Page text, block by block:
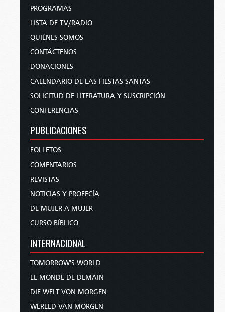
PROGRAMAS
LISTA DE TV/RADIO
QUIÉNES SOMOS
CONTÁCTENOS
DONACIONES
CALENDARIO DE LAS FIESTAS SANTAS
SOLICITUD DE LITERATURA Y SUSCRIPCIÓN
CONFERENCIAS
PUBLICACIONES
FOLLETOS
COMENTARIOS
REVISTAS
NOTICIAS Y PROFECÍA
DE MUJER A MUJER
CURSO BÍBLICO
INTERNACIONAL
TOMORROW'S WORLD
LE MONDE DE DEMAIN
DIE WELT VON MORGEN
WERELD VAN MORGEN